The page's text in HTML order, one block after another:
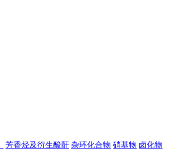
芳香烃及衍生酸酐 杂环化合物 硝基物 卤化物